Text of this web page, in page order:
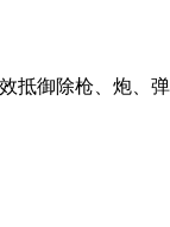
抵御除枪、炮、